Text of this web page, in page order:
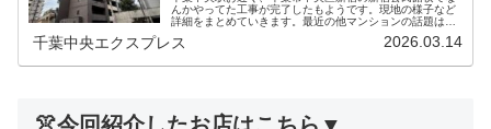
んかやってた工事が完了したもようです。現地の様子など
詳細をまとめていきます。最近の他マンションの話題はこ
葉Ⅲ」🔗中央区神明町（神明湯横）...
千葉中央エクスプレス 2026.03.14
👚今回紹介したお店はこちら▼